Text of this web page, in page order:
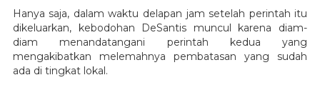
Hanya saja, dalam waktu delapan jam setelah perintah itu
dikeluarkan, kebodohan DeSantis muncul karena diam-
diam menandatangani perintah kedua yang
mengakibatkan melemahnya pembatasan yang sudah
ada di tingkat lokal.